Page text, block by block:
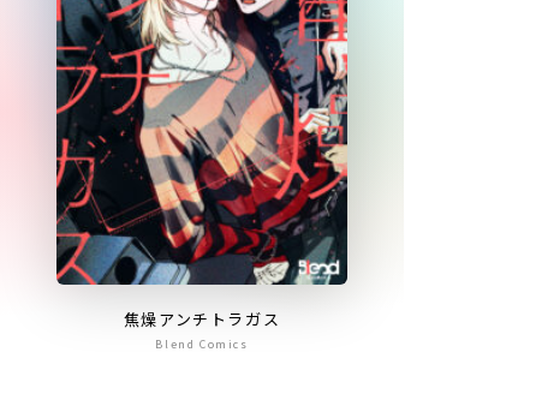
焦燥アンチトラガス
Blend Comics